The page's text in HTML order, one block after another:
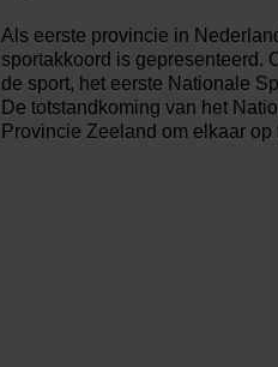
Als eerste provincie in
sportakkoord is gepresenteerd.
de sport, het eerste Nationale
De totstandkoming van het
Provincie Zeeland om elkaar